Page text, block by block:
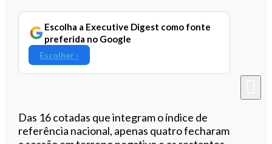
Escolha a Executive Digest como fonte
preferida no Google
Escolher ›
Das 16 cotadas que integram o índice de
referência nacional, apenas quatro fecharam